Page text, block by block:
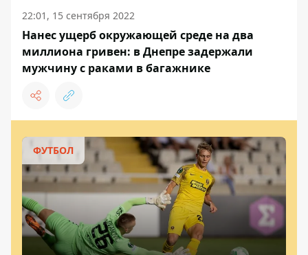
22:01, 15 сентября 2022
Нанес ущерб окружающей среде на два
миллиона гривен: в Днепре задержали
мужчину с раками в багажнике
ФУТБОЛ